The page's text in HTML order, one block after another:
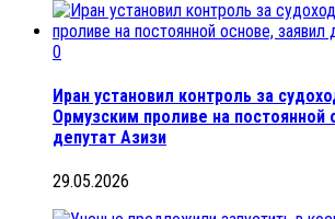
0
Иран установил контроль за
Ормузским проливе на постоянной
депутат Азизи
29.05.2026